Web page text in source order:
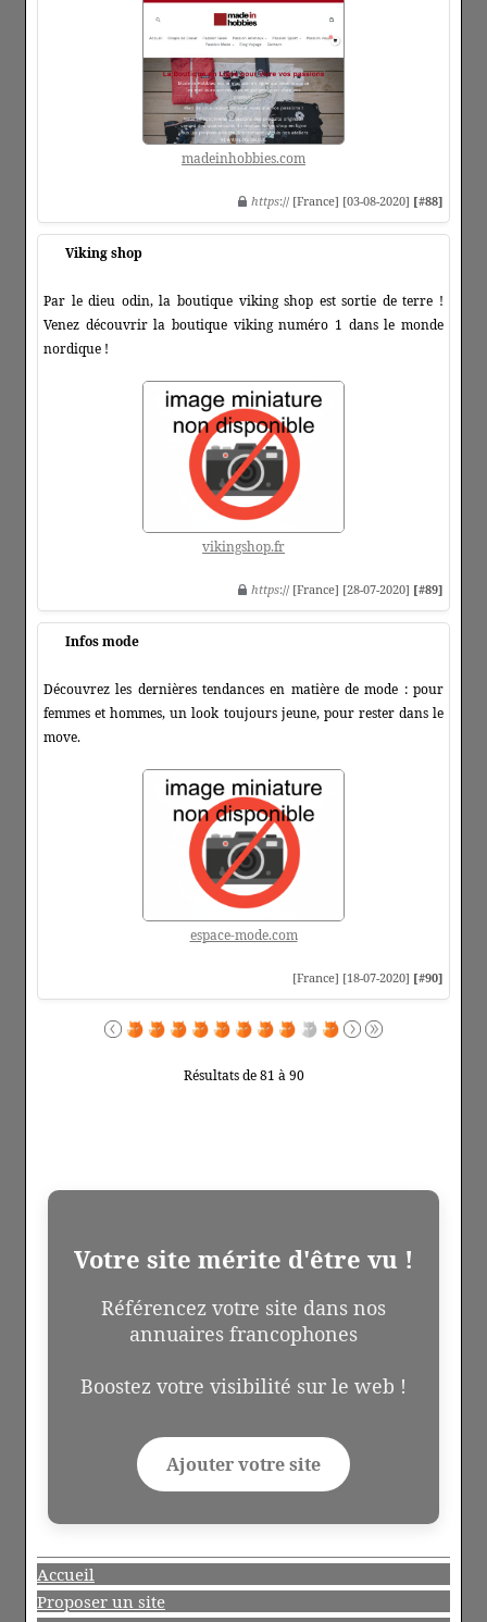
madeinhobbies.com
https:// [France] [03-08-2020] [#88]
Viking shop
Par le dieu odin, la boutique viking shop est sortie de terre !
Venez découvrir la boutique viking numéro 1 dans le monde
nordique !
vikingshop.fr
https:// [France] [28-07-2020] [#89]
Infos mode
Découvrez les dernières tendances en matière de mode : pour
femmes et hommes, un look toujours jeune, pour rester dans le
move.
espace-mode.com
[France] [18-07-2020] [#90]
Résultats de 81 à 90
Votre site mérite d'être vu !
Référencez votre site dans nos
annuaires francophones
Boostez votre visibilité sur le web !
Ajouter votre site
Accueil
Proposer un site